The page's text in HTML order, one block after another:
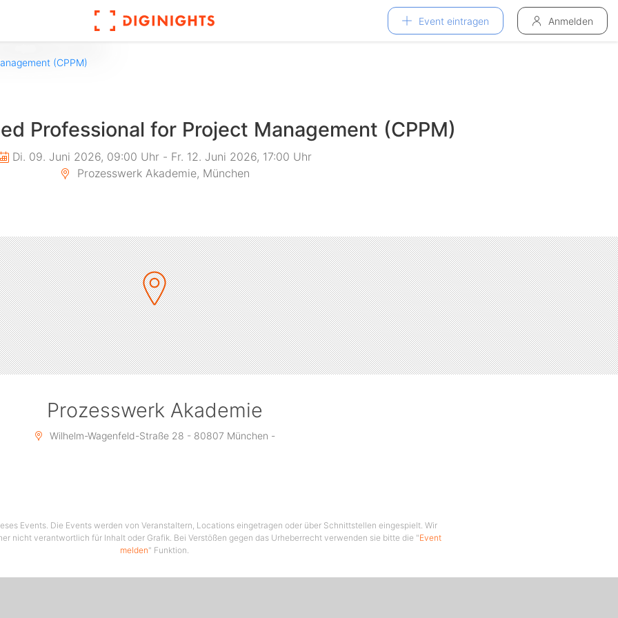
Event eintragen Anmelden
Professional for Project Management (CPPM)
Di. 09. Juni 2026, 09:00 Uhr - Fr. 12. Juni 2026, 17:00 Uhr
Prozesswerk Akademie, München
Prozesswerk Akademie
Wilhelm-Wagenfeld-Straße 28 - 80807 München -
Events. Die Events werden von Veranstaltern, Locations eingetragen oder über Schnittstellen eingespielt. Wir
nicht verantwortlich für Inhalt oder Grafik. Bei Verstößen gegen das Urheberrecht verwenden sie bitte die "Event
melden" Funktion.